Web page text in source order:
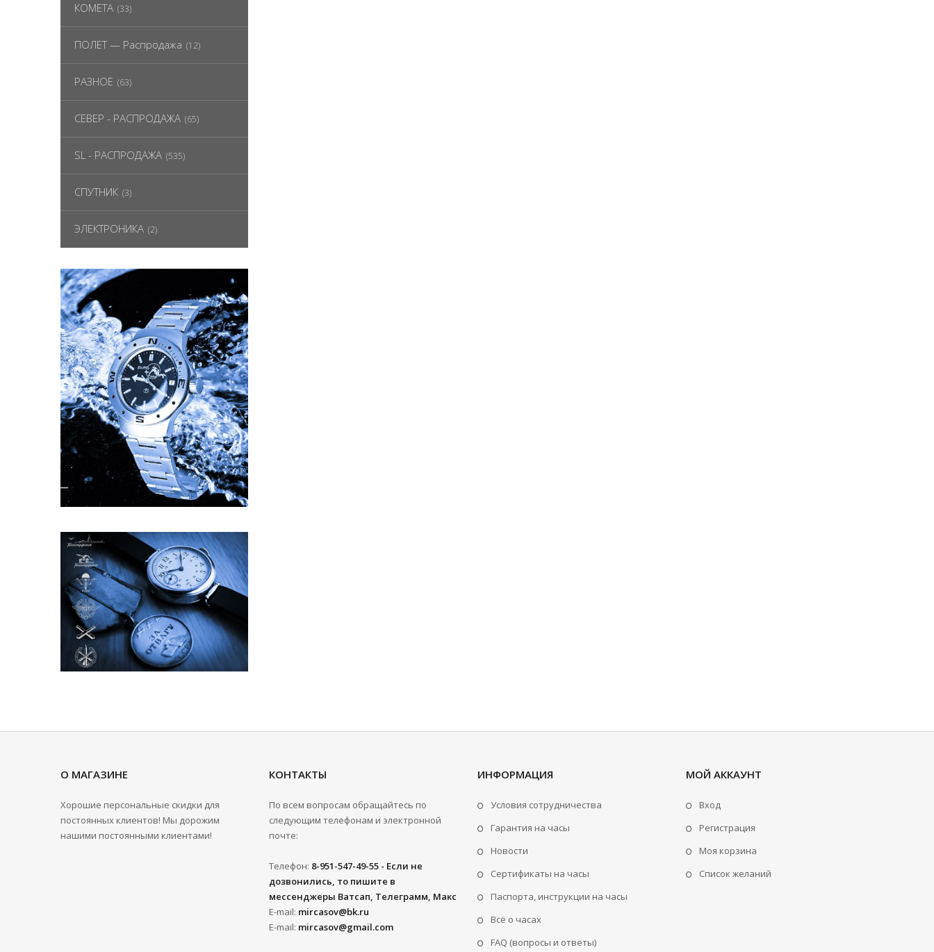
КОМЕТА (33)
ПОЛЕТ — Распродажа (12)
РАЗНОЕ (63)
СЕВЕР - РАСПРОДАЖА (65)
SL - РАСПРОДАЖА (535)
СПУТНИК (3)
ЭЛЕКТРОНИКА (2)
О МАГАЗИНЕ
Хорошие персональные скидки для
постоянных клиентов! Мы дорожим
нашими постоянными клиентами!
КОНТАКТЫ
По всем вопросам обращайтесь по
следующим телефонам и электронной
почте:
Телефон: 8-951-547-49-55 - Если не
дозвонились, то пишите в
мессенджеры Ватсап, Телеграмм, Макс
E-mail: mircasov@bk.ru
E-mail: mircasov@gmail.com
ИНФОРМАЦИЯ
Условия сотрудничества
Гарантия на часы
Новости
Сертификаты на часы
Паспорта, инструкции на часы
Всё о часах
FAQ (вопросы и ответы)
МОЙ АККАУНТ
Вход
Регистрация
Моя корзина
Cписок желаний